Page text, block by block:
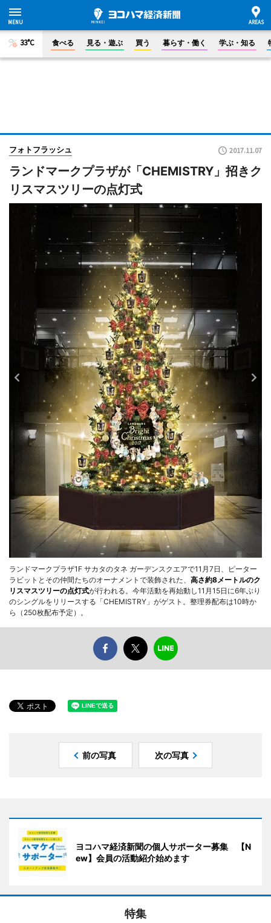
33°C 食べる 見る・遊ぶ 買う 暮らす・働く 学ぶ・知る
フォトフラッシュ 2017.11.07
ランドマークプラザが「CHEMISTRY」招きク
リスマスツリーの点灯式
ランドマークプラザ1F サカタのタネ ガーデンスクエアで11月7日、ピーター
ラビットとその仲間たちのオーナメントで装飾された、 高さ約8メートルのク
リスマスツリーの点灯式が行われる。今年活動を再始動し11月15日に6年ぶり
のシングルをリリースする「CHEMISTRY」がゲスト。整理券配布は10時か
ら（250枚配布予定）。
前の写真 次の写真
ヨコハマ経済新聞の個人サポーター募集 【N
ew】会員の活動紹介始めます
特集